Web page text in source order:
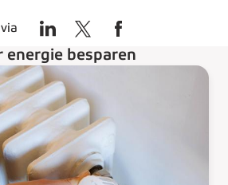
energie besparen